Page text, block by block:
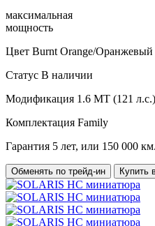
максимальная
мощность
Цвет Burnt Orange/Оранжевый
Статус В наличии
Модификация 1.6 MT (121
Комплектация Family
Гарантия 5 лет, или 150 000 км.
Обменять по трейд-ин Купить